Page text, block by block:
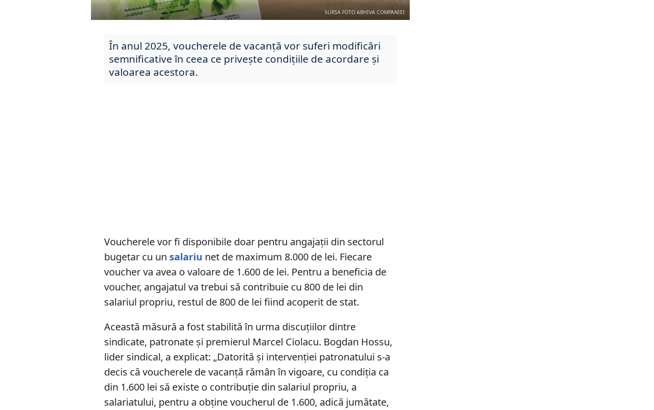
SURSA FOTO ARHIVA COMPANIEI
În anul 2025, voucherele de vacanță vor suferi modificări
semnificative în ceea ce privește condițiile de acordare și
valoarea acestora.
Voucherele vor fi disponibile doar pentru angajații din sectorul
bugetar cu un salariu net de maximum 8.000 de lei. Fiecare
voucher va avea o valoare de 1.600 de lei. Pentru a beneficia de
voucher, angajatul va trebui să contribuie cu 800 de lei din
salariul propriu, restul de 800 de lei fiind acoperit de stat.
Această măsură a fost stabilită în urma discuțiilor dintre
sindicate, patronate și premierul Marcel Ciolacu. Bogdan Hossu,
lider sindical, a explicat: „Datorită și intervenției patronatului s-a
decis că voucherele de vacanță rămân în vigoare, cu condiția ca
din 1.600 lei să existe o contribuție din salariul propriu, a
salariatului, pentru a obține voucherul de 1.600, adică jumătate,